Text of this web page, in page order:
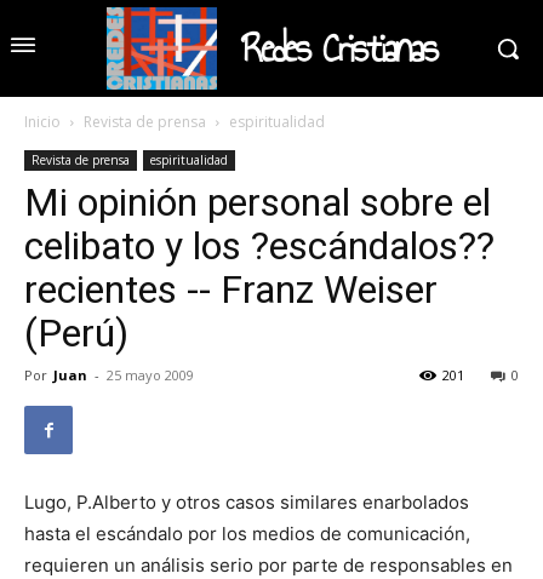
Redes Cristianas
Inicio Revista de prensa espiritualidad
Revista de prensa espiritualidad
Mi opinión personal sobre el
celibato y los ?escándalos??
recientes -- Franz Weiser
(Perú)
Por Juan - 25 mayo 2009 0
201
Lugo, P.Alberto y otros casos similares enarbolados
hasta el escándalo por los medios de comunicación,
requieren un análisis serio por parte de responsables en